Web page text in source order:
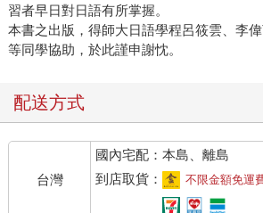
習者早日對日語有所掌握。
本書之出版，得師大日語學程呂筱雲、李
等同學協助，於此謹申謝忱。
配送方式
台灣
國內宅配：本島、離島
到店取貨：
不限金額免運